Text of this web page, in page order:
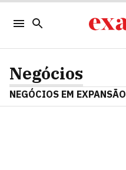
Negócios
NEGÓCIOS EM EXPANSÃO